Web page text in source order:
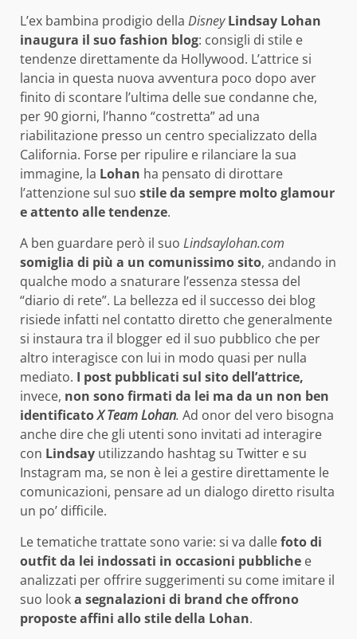
L’ex bambina prodigio della DisneyLindsay Lohan
inaugura il suo fashion blog: consigli di stile e
tendenze direttamente da Hollywood. L’attrice si
lancia in questa nuova avventura poco dopo aver
finito di scontare l’ultima delle sue condanne che,
per 90 giorni, l’hanno “costretta” ad una
riabilitazione presso un centro specializzato della
California. Forse per ripulire e rilanciare la sua
immagine, la Lohan ha pensato di dirottare
l’attenzione sul suo stile da sempre molto glamour
e attento alle tendenze.
A ben guardare però il suo Lindsaylohan.com
somiglia di più a un comunissimo sito, andando in
qualche modo a snaturare l’essenza stessa del
“diario di rete”. La bellezza ed il successo dei blog
risiede infatti nel contatto diretto che generalmente
si instaura tra il blogger ed il suo pubblico che per
altro interagisce con lui in modo quasi per nulla
mediato. I post pubblicati sul sito dell’attrice,
invece, non sono firmati da lei ma da un non ben
identificatoX Team Lohan. Ad onor del vero bisogna
anche dire che gli utenti sono invitati ad interagire
con Lindsay utilizzando hashtag su Twitter e su
Instagram ma, se non è lei a gestire direttamente le
comunicazioni, pensare ad un dialogo diretto risulta
un po’ difficile.
Le tematiche trattate sono varie: si va dallefoto di
outfit da lei indossati in occasioni pubbliche e
analizzati per offrire suggerimenti su come imitare il
suo looka segnalazioni di brand che offrono
proposte affini allo stile della Lohan.